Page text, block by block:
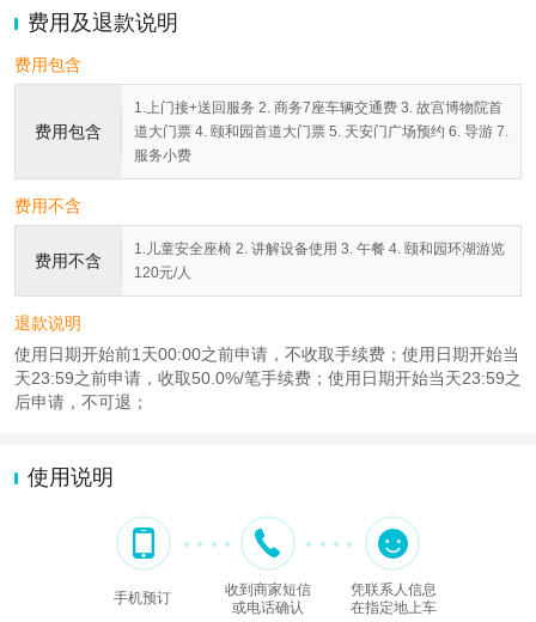
费用及退款说明
费用包含
费用包含
1.上门接+送回服务 2. 商务7座车辆交通费 3. 故宫博物院首
道大门票 4. 颐和园首道大门票 5. 天安门广场预约 6. 导游 7.
服务小费
费用不含
费用不含
1.儿童安全座椅 2. 讲解设备使用 3. 午餐 4. 颐和园环湖游览
120元/人
退款说明
使用日期开始前1天00:00之前申请，不收取手续费；使用日期开始当
天23:59之前申请，收取50.0%/笔手续费；使用日期开始当天23:59之
后申请，不可退；
使用说明
手机预订
收到商家短信
或电话确认
凭联系人信息
在指定地上车